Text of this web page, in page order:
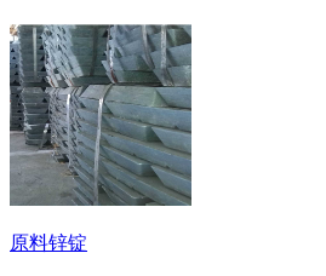
原料锌锭